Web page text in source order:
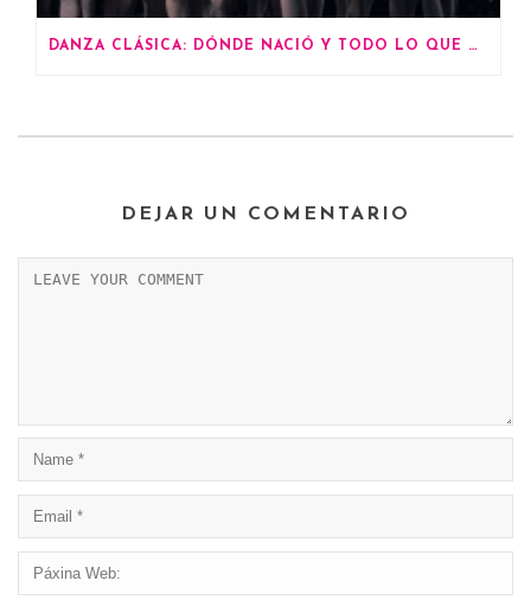
DANZA CLÁSICA: DÓNDE NACIÓ Y TODO LO QUE DEBES SABER
DEJAR UN COMENTARIO